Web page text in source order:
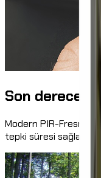
Son derece
Modern PIR-Fresnel
tepki süresi sağlar –